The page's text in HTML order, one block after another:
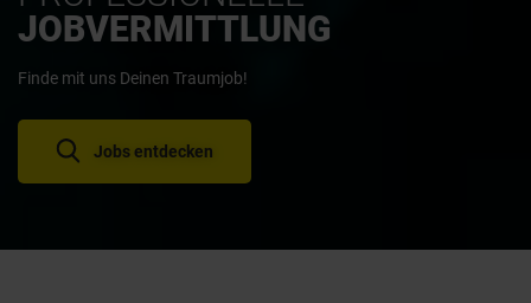
JOBVERMITTLUNG
Finde mit uns Deinen Traumjob!
Jobs entdecken